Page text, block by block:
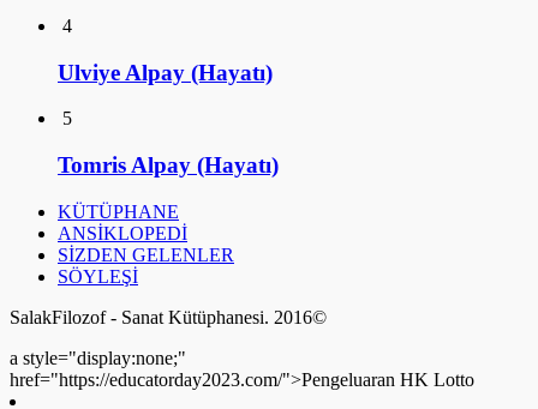
4
Ulviye Alpay (Hayatı)
5
Tomris Alpay (Hayatı)
KÜTÜPHANE
ANSİKLOPEDİ
SİZDEN GELENLER
SÖYLEŞİ
SalakFilozof - Sanat Kütüphanesi. 2016©
a style="display:none;"
href="https://educatorday2023.com/">Pengeluaran HK Lotto